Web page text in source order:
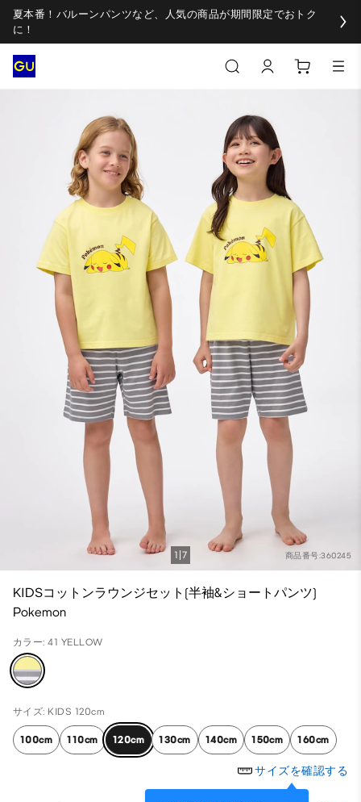
夏本番！バルーンパンツなど、人気の商品が期間限定でおトク
に！
商品番号:360245
1 7
KIDSコットンラウンジセット(半袖&ショートパンツ)
Pokemon
カラー: 41 YELLOW
サイズ: KIDS 120cm
100cm 110cm 120cm 130cm 140cm 150cm 160cm
サイズを確認する